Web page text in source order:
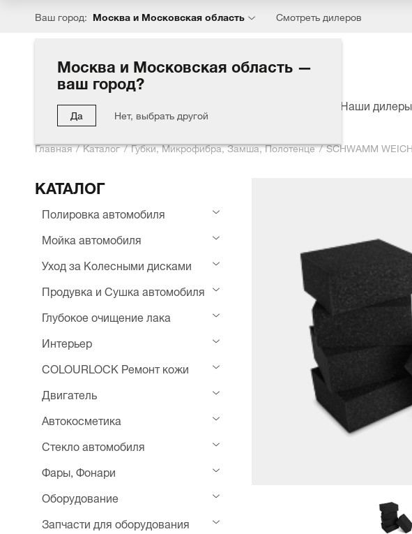
Ваш город: Москва и Московская область
Москва и Московская область —
ваш город?
Да Нет, выбрать другой
Смотреть дилеров
Каталог Хиты Наши дилеры
Главная Каталог Губки, Микрофибра, Замша, Полотенце SCHWAMM
КАТАЛОГ
Полировка автомобиля
Мойка автомобиля
Уход за Колесными дисками
Продувка и Сушка автомобиля
Глубокое очищение лака
Интерьер
COLOURLOCK Ремонт кожи
Двигатель
Автокосметика
Стекло автомобиля
Фары, Фонари
Оборудование
Запчасти для оборудования